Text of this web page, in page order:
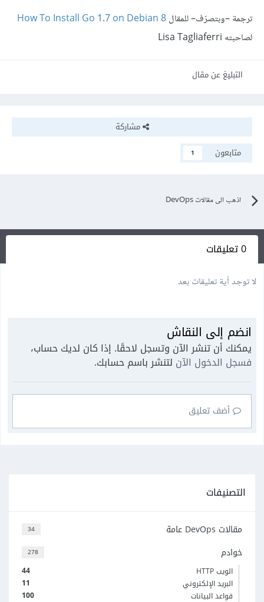
ترجمة –وبتصرّف– للمقالHow To Install Go 1.7 on Debian 8
لصاحبته Lisa Tagliaferri
التبليغ عن مقال
مشاركة
متابعون
1
اذهب الى مقالات DevOps
0 تعليقات
لا توجد أية تعليقات بعد
انضم إلى النقاش
يمكنك أن تنشر الآن وتسجل لاحقًا. إذا كان لديك حساب،
فسجل الدخول الآن لتنشر باسم حسابك.
أضف تعليق
التصنيفات
34 مقالات DevOps عامة
278 خوادم
44
الويب HTTP
11
البريد الإلكتروني
100
قواعد البيانات